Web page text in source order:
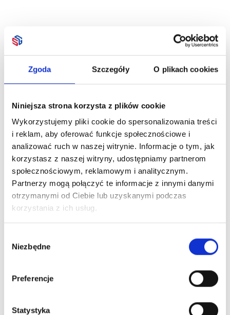
Zgoda Szczegóły O plikach cookies
Niniejsza strona korzysta z plików cookie
Wykorzystujemy pliki cookie do spersonalizowania treści
i reklam, aby oferować funkcje społecznościowe i
analizować ruch w naszej witrynie. Informacje o tym, jak
korzystasz z naszej witryny, udostępniamy partnerom
społecznościowym, reklamowym i analitycznym.
Partnerzy mogą połączyć te informacje z innymi danymi
otrzymanymi od Ciebie lub uzyskanymi podczas
korzystania z ich usług.
zgody
Niezbędne
Preferencje
Statystyka